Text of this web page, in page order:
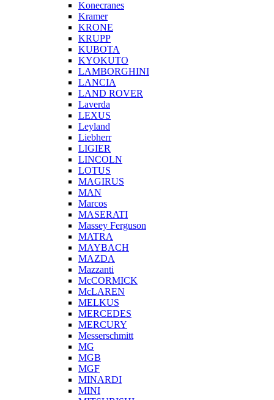
Konecranes
Kramer
KRONE
KRUPP
KUBOTA
KYOKUTO
LAMBORGHINI
LANCIA
LAND ROVER
Laverda
LEXUS
Leyland
Liebherr
LIGIER
LINCOLN
LOTUS
MAGIRUS
MAN
Marcos
MASERATI
Massey Ferguson
MATRA
MAYBACH
MAZDA
Mazzanti
McCORMICK
McLAREN
MELKUS
MERCEDES
MERCURY
Messerschmitt
MG
MGB
MGF
MINARDI
MINI